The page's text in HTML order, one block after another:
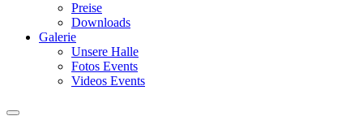
Preise
Downloads
Galerie
Unsere Halle
Fotos Events
Videos Events